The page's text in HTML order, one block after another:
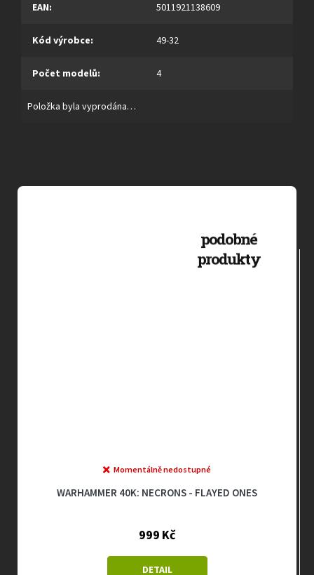
EAN: 5011921138609
Kód výrobce: 49-32
Počet modelů: 4
Položka byla vyprodána…
WARHAMMER 40K: NECRONS - OVERLORD WITH
Vyprodáno
999 Kč
DETAIL